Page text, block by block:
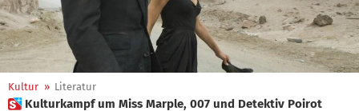
Kultur » Literatur
 Kulturkampf um Miss Marple, 007 und Detektiv Poirot